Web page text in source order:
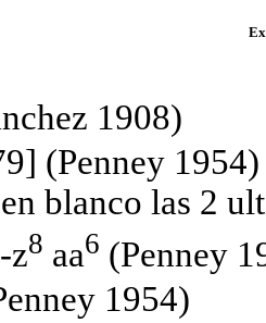
1908)
(Penney 1954)
blanco las 2
z8 aa6 (Penney
1954)